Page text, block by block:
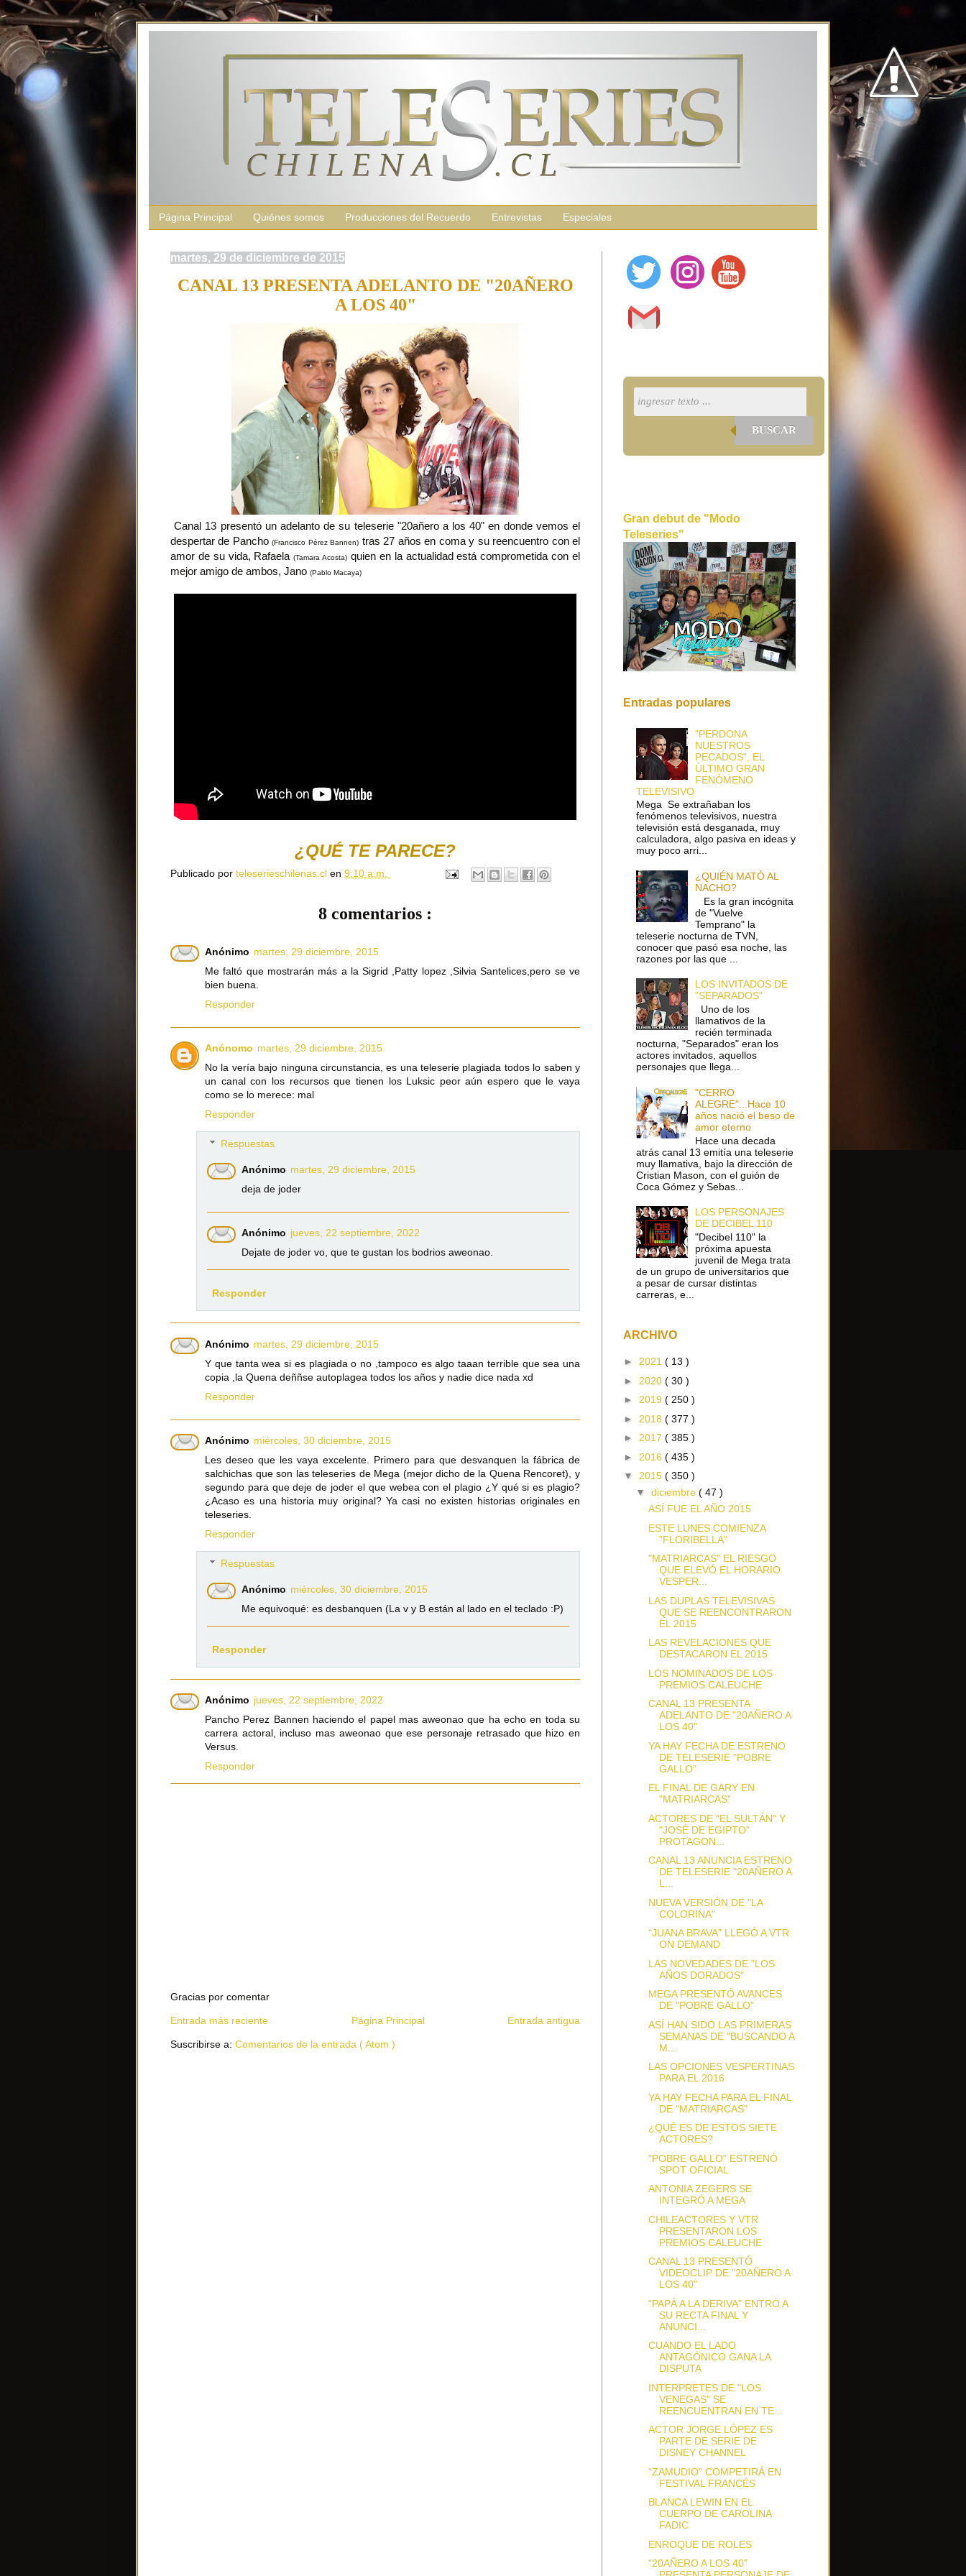
Página Principal Quiénes somos Producciones del Recuerdo Entrevistas Especiales
martes, 29 de diciembre de 2015
CANAL 13 PRESENTA ADELANTO DE "20AÑERO
A LOS 40"
Canal 13 presentó un adelanto de su teleserie "20añero a los 40" en donde vemos el
despertar de Pancho(Francisco Pérez Bannen) tras 27 años en coma y su reencuentro con el
amor de su vida, Rafaela(Tamara Acosta) quien en la actualidad está comprometida con el
mejor amigo de ambos, Jano (Pablo Macaya)
¿QUÉ TE PARECE?
Publicado por teleserieschilenas.cl en 9:10 a.m.
8 comentarios :
Anónimo martes, 29 diciembre, 2015
Me faltó que mostrarán más a la Sigrid ,Patty lopez ,Silvia Santelices,pero se ve
bien buena.
Responder
Anónomo martes, 29 diciembre, 2015
No la vería bajo ninguna circunstancia, es una teleserie plagiada todos lo saben y
un canal con los recursos que tienen los Luksic peor aún espero que le vaya
como se lo merece: mal
Responder
Respuestas
Anónimo martes, 29 diciembre, 2015
deja de joder
Anónimo jueves, 22 septiembre, 2022
Dejate de joder vo, que te gustan los bodrios aweonao.
Responder
Anónimo martes, 29 diciembre, 2015
Y que tanta wea si es plagiada o no ,tampoco es algo taaan terrible que sea una
copia ,la Quena deññse autoplagea todos los años y nadie dice nada xd
Responder
Anónimo miércoles, 30 diciembre, 2015
Les deseo que les vaya excelente. Primero para que desvanquen la fábrica de
salchichas que son las teleseries de Mega (mejor dicho de la Quena Rencoret), y
segundo para que deje de joder el que webea con el plagio ¿Y qué si es plagio?
¿Acaso es una historia muy original? Ya casi no existen historias originales en
teleseries.
Responder
Respuestas
Anónimo miércoles, 30 diciembre, 2015
Me equivoqué: es desbanquen (La v y B están al lado en el teclado :P)
Responder
Anónimo jueves, 22 septiembre, 2022
Pancho Perez Bannen haciendo el papel mas aweonao que ha echo en toda su
carrera actoral, incluso mas aweonao que ese personaje retrasado que hizo en
Versus.
Responder
Gracias por comentar
Entrada más reciente Entrada antigua
Página Principal
Suscribirse a: Comentarios de la entrada ( Atom )
BUSCAR
Gran debut de "Modo
Teleseries"
Entradas populares
"PERDONA
NUESTROS
PECADOS", EL
ÚLTIMO GRAN
FENÓMENO
TELEVISIVO
Mega Se extrañaban los
fenómenos televisivos, nuestra
televisión está desganada, muy
calculadora, algo pasiva en ideas y
muy poco arri...
¿QUIÉN MATÓ AL
NACHO?
Es la gran incógnita
de "Vuelve
Temprano" la
teleserie nocturna de TVN,
conocer que pasó esa noche, las
razones por las que ...
LOS INVITADOS DE
"SEPARADOS"
Uno de los
llamativos de la
recién terminada
nocturna, "Separados" eran los
actores invitados, aquellos
personajes que llega...
"CERRO
ALEGRE"...Hace 10
años nació el beso de
amor eterno
Hace una decada
atrás canal 13 emitía una teleserie
muy llamativa, bajo la dirección de
Cristian Mason, con el guión de
Coca Gómez y Sebas...
LOS PERSONAJES
DE DECIBEL 110
"Decibel 110" la
próxima apuesta
juvenil de Mega trata
de un grupo de universitarios que
a pesar de cursar distintas
carreras, e...
ARCHIVO
► 2021 ( 13 )
► 2020 ( 30 )
► 2019 ( 250 )
► 2018 ( 377 )
► 2017 ( 385 )
► 2016 ( 435 )
▼ 2015 ( 350 )
▼ diciembre ( 47 )
ASÍ FUE EL AÑO 2015
ESTE LUNES COMIENZA
"FLORIBELLA"
"MATRIARCAS" EL RIESGO
QUE ELEVÓ EL HORARIO
VESPER...
LAS DUPLAS TELEVISIVAS
QUE SE REENCONTRARON
EL 2015
LAS REVELACIONES QUE
DESTACARON EL 2015
LOS NOMINADOS DE LOS
PREMIOS CALEUCHE
CANAL 13 PRESENTA
ADELANTO DE "20AÑERO A
LOS 40"
YA HAY FECHA DE ESTRENO
DE TELESERIE "POBRE
GALLO"
EL FINAL DE GARY EN
"MATRIARCAS"
ACTORES DE "EL SULTÁN" Y
"JOSÉ DE EGIPTO"
PROTAGON...
CANAL 13 ANUNCIA ESTRENO
DE TELESERIE "20AÑERO A
L...
NUEVA VERSIÓN DE "LA
COLORINA"
"JUANA BRAVA" LLEGÓ A VTR
ON DEMAND
LAS NOVEDADES DE "LOS
AÑOS DORADOS"
MEGA PRESENTÓ AVANCES
DE "POBRE GALLO"
ASÍ HAN SIDO LAS PRIMERAS
SEMANAS DE "BUSCANDO A
M...
LAS OPCIONES VESPERTINAS
PARA EL 2016
YA HAY FECHA PARA EL FINAL
DE "MATRIARCAS"
¿QUÉ ES DE ESTOS SIETE
ACTORES?
"POBRE GALLO" ESTRENÓ
SPOT OFICIAL
ANTONIA ZEGERS SE
INTEGRÓ A MEGA
CHILEACTORES Y VTR
PRESENTARON LOS
PREMIOS CALEUCHE
CANAL 13 PRESENTÓ
VIDEOCLIP DE "20AÑERO A
LOS 40"
"PAPÁ A LA DERIVA" ENTRÓ A
SU RECTA FINAL Y
ANUNCI...
CUANDO EL LADO
ANTAGÓNICO GANA LA
DISPUTA
INTERPRETES DE "LOS
VENEGAS" SE
REENCUENTRAN EN TE...
ACTOR JORGE LÓPEZ ES
PARTE DE SERIE DE
DISNEY CHANNEL
"ZAMUDIO" COMPETIRÁ EN
FESTIVAL FRANCÉS
BLANCA LEWIN EN EL
CUERPO DE CAROLINA
FADIC
ENROQUE DE ROLES
"20AÑERO A LOS 40"